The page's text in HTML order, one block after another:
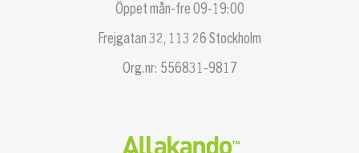
Öppet mån-fre 09-19:00
Frejgatan 32, 113 26 Stockholm
Org.nr: 556831-9817